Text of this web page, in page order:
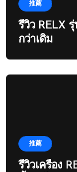
推薦
รีวิว RELX
กว่าเดิม
推薦
รีวิวเครื่อง